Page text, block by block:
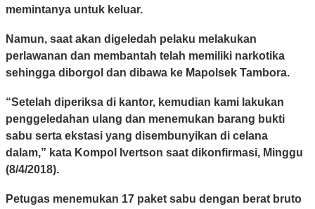
memintanya untuk keluar.
Namun, saat akan digeledah pelaku melakukan
perlawanan dan membantah telah memiliki narkotika
sehingga diborgol dan dibawa ke Mapolsek Tambora.
“Setelah diperiksa di kantor, kemudian kami lakukan
penggeledahan ulang dan menemukan barang bukti
sabu serta ekstasi yang disembunyikan di celana
dalam,” kata Kompol Ivertson saat dikonfirmasi, Minggu
(8/4/2018).
Petugas menemukan 17 paket sabu dengan berat bruto